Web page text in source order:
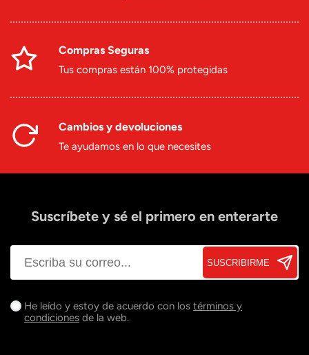
Compras Seguras
Tus compras están 100% protegidas
Cambios y devoluciones
Te ayudamos en lo que necesites
Suscríbete y sé el primero en enterarte
SUSCRIBIRME
He leído y estoy de acuerdo con los términos y
condiciones de la web.